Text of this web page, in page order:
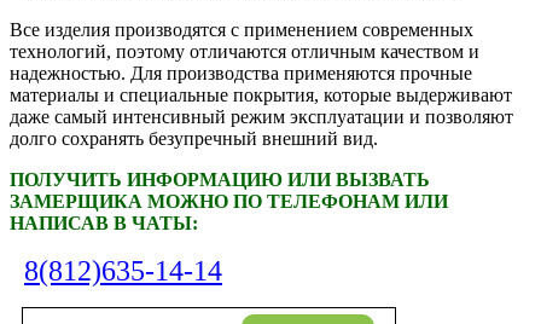
Все изделия производятся с применением современных
технологий, поэтому отличаются отличным качеством и
надежностью. Для производства применяются прочные
материалы и специальные покрытия, которые выдерживают
даже самый интенсивный режим эксплуатации и позволяют
долго сохранять безупречный внешний вид.
ПОЛУЧИТЬ ИНФОРМАЦИЮ ИЛИ ВЫЗВАТЬ
ЗАМЕРЩИКА МОЖНО ПО ТЕЛЕФОНАМ ИЛИ
НАПИСАВ В ЧАТЫ:
8(812)635-14-14